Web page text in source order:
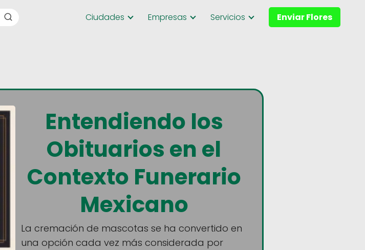
Ciudades Empresas Servicios Enviar Flores
Entendiendo los
Obituarios en el
Contexto Funerario
Mexicano
La cremación de mascotas se ha convertido en
una opción cada vez más considerada por